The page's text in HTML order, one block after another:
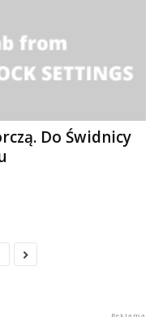
Do Świdnicy